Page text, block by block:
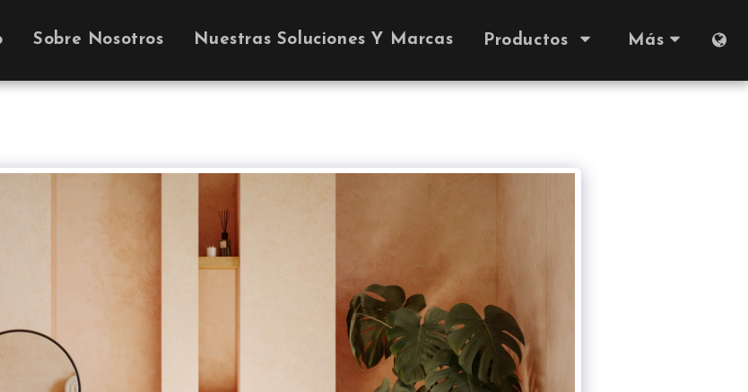
Sobre Nosotros Nuestras Soluciones Y Marcas Productos Más